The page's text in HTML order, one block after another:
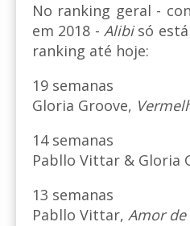
No ranking geral -
em 2018 -Alibisó está
ranking até hoje:
19 semanas
Gloria Groove,
14 semanas
Pabllo Vittar & Gloria
13 semanas
Pabllo Vittar, Amor de